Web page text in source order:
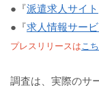
●『派遣求人サイト
●『求人情報サー
プレスリリースはこ
調査は、実際のサ